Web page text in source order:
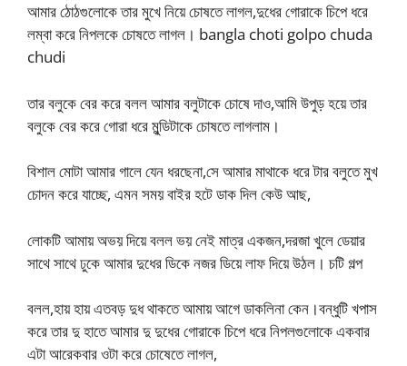
আমার ঠোঠগুলোকে তার মুখে নিয়ে চোষতে লাগল,দুধের গোরাকে চিপে ধরে
লম্বা করে নিপলকে চোষতে লাগল। bangla choti golpo chuda
chudi
তার বলুকে বের করে বলল আমার বলুটাকে চোষে দাও,আমি উপুড় হয়ে তার
বলুকে বের করে গোরা ধরে মুন্ডিটাকে চোষতে লাগলাম।
বিশাল মোটা আমার গালে যেন ধরছেনা,সে আমার মাথাকে ধরে টার বলুতে মুখ
চোদন করে যাচ্ছে, এমন সময় বাইর হটে ডাক দিল কেউ আছ,
লোকটি আমায় অভয় দিয়ে বলল ভয় নেই মাত্র একজন,দরজা খুলে ডেয়ার
সাথে সাথে ঢুকে আমার দুধের ডিকে নজর ডিয়ে লাফ দিয়ে উঠল। চটি গল্প
বলল,হায় হায় এতবড় দুধ থাকতে আমায় আগে ডাকলিনা কেন।বন্ধুটি খপাস
করে তার দু হাতে আমার দু দুধের গোরাকে চিপে ধরে নিপলগুলোকে একবার
এটা আরেকবার ওটা করে চোষেতে লাগল,